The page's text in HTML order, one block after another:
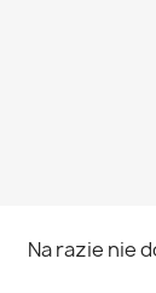
Na razie nie